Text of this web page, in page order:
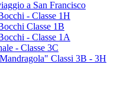
a San Francisco
- Classe 1H
Classe 1B
- Classe 1A
- Classe 3C
Classi 3B - 3H